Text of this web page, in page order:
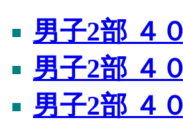
男子2部 ４
男子2部 ４
男子2部 ４